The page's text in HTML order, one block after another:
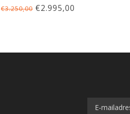
€3.250,00€2.995,00